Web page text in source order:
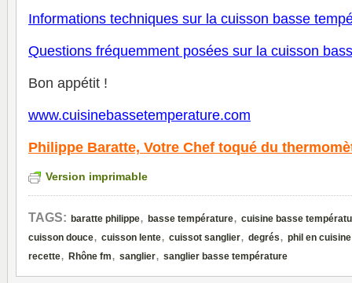
Informations techniques sur la cuisson basse
Questions fréquemment posées sur la cuisson
Bon appétit !
www.cuisinebassetemperature.com
Philippe Baratte, Votre Chef toqué du
Version imprimable
TAGS: baratte philippe, basse température, cuisine basse
cuisson douce, cuisson lente, cuissot sanglier, degrés, phil en cuisine
recette, Rhône fm, sanglier, sanglier basse température